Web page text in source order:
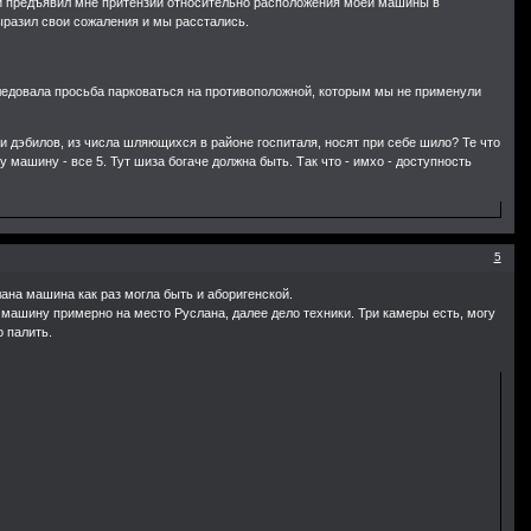
предъявил мне притензии относительно расположения моей машины в
свои сожаления и мы расстались.
просьба парковаться на противоположной, которым мы не применули
из числа шляющихся в районе госпиталя, носят при себе шило? Те что
машину - все 5. Тут шиза богаче должна быть. Так что - имхо - доступность
5
машина как раз могла быть и аборигенской.
примерно на место Руслана, далее дело техники. Три камеры есть, могу